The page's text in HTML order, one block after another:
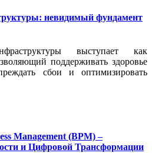
невидимый фундамент
выступает как
поддерживать здоровье
сбои и оптимизировать
Management (BPM) –
и Цифровой Трансформации